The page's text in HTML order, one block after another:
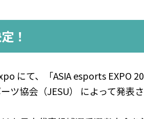
！
にて、「ASIA esports EXPO
協会（JESU） によって発表さ